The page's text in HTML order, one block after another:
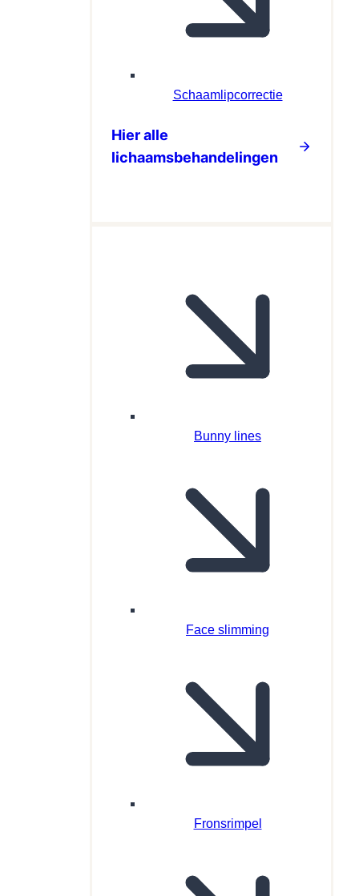
Schaamlipcorrectie
Hier alle
lichaamsbehandelingen
Bunny lines
Face slimming
Fronsrimpel